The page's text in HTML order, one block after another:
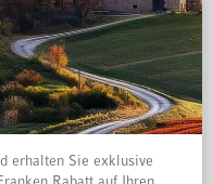
erhalten Sie exklusive